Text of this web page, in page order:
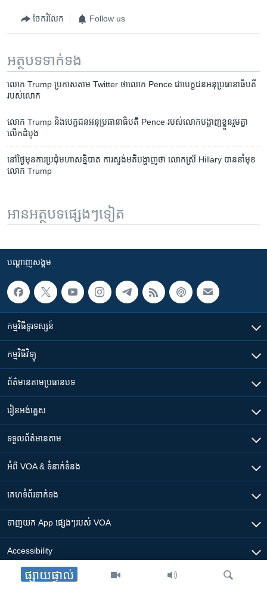
ផ្សាយផ្ទាល់
ចែករំលែក Follow us
អត្ថបទ​ទាក់ទង
លោក​ Trump​ ​ប្រកាស​តាម​ Twitter ថា​លោក​ Pence ជា​បេក្ខជន​អនុ​ប្រធានាធិបតី​
របស់​លោក
លោក​ Trump និង​បេក្ខជន​អនុប្រធានាធិបតី​ Pence ​របស់​លោក​បង្ហាញ​ខ្លួន​រួម​គ្នា​
លើក​ដំបូង
នៅ​ថ្ងៃមុន​ការប្រជុំមហា​​សន្និបាត ការស្ទង់មតិបង្ហាញ​ថា លោក​ស្រី Hillary បាន​នាំ​មុខ​
លោក​ Trump
អានអត្ថបទផ្សេងៗទៀត
បណ្តាញ​សង្គម
កម្មវិធី​ទូរទស្សន៍
កម្មវិធី​វិទ្យុ
ព័ត៌មាន​តាមប្រធានបទ​
រៀន​​អង់គ្លេស
ទទួល​ព័ត៌មាន​តាម
អំពី​ VOA & ទំនាក់ទំនង
គេហទំព័រ​​ទាក់ទង
ទាញយក​ App ផ្សេងៗ​របស់​ VOA
Accessibility